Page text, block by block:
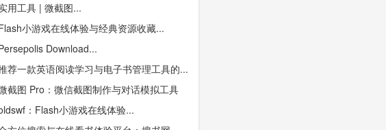
用工具 | 微截图...
小游戏在线体验与经典资源收藏...
Download...
荐一款英语阅读学习与电子书管理工具的...
截图 Pro：微信截图制作与对话模拟工具
：Flash小游戏在线体验...